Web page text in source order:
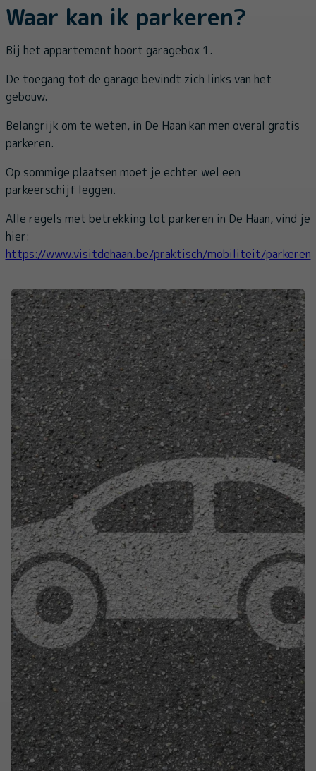
Waar kan ik parkeren?
Bij het appartement hoort garagebox 1.
De toegang tot de garage bevindt zich links van het
gebouw.
Belangrijk om te weten, in De Haan kan men overal gratis
parkeren.
Op sommige plaatsen moet je echter wel een
parkeerschijf leggen.
Alle regels met betrekking tot parkeren in De Haan, vind je
hier:
https://www.visitdehaan.be/praktisch/mobiliteit/parkeren